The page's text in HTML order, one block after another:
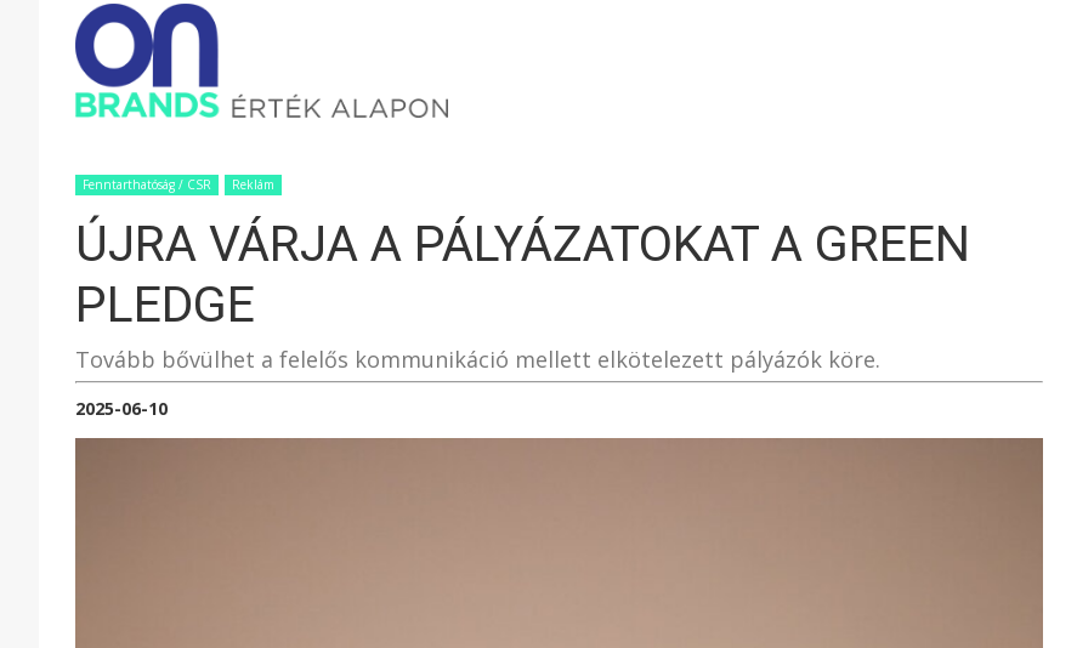
ÉRTÉK
Fenntarthatóság / CSR Reklám
ÚJRA VÁRJA A PÁLYÁZATOKAT A GREEN
PLEDGE
Tovább bővülhet a felelős kommunikáció mellett elkötelezett pályázók köre.
2025-06-10